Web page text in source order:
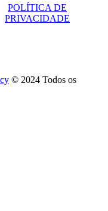
POLÍTICA DE
PRIVACIDADE
© 2024 Todos os